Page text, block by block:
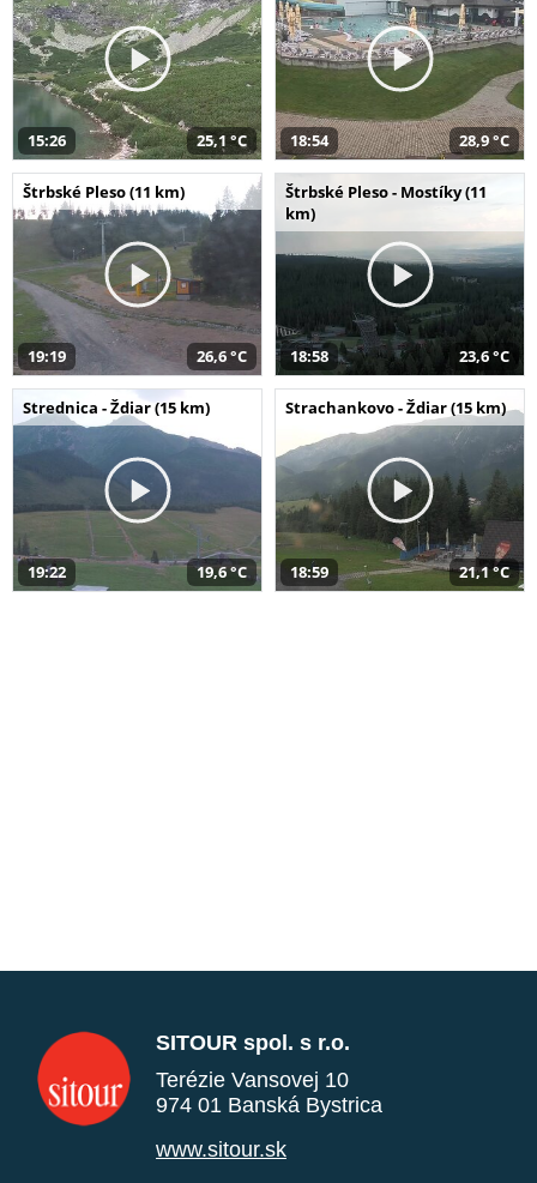
15:26 25,1 °C 18:54 28,9 °C
Štrbské Pleso (11 km)
19:19 26,6 °C
Štrbské Pleso - Mostíky (11
km)
18:58 23,6 °C
Strednica - Ždiar (15 km)
19:22 19,6 °C
Strachankovo - Ždiar (15 km)
18:59 21,1 °C
SITOUR spol. s r.o.
Terézie Vansovej 10
974 01 Banská Bystrica
www.sitour.sk